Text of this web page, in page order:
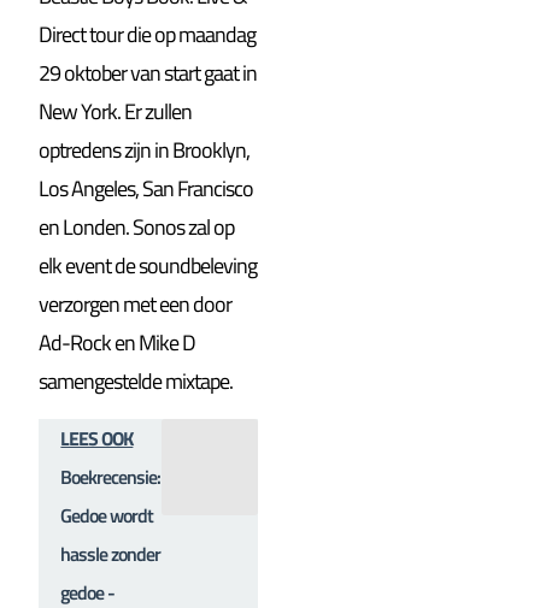
Direct tour die op maandag
29 oktober van start gaat in
New York. Er zullen
optredens zijn in Brooklyn,
Los Angeles, San Francisco
en Londen. Sonos zal op
elk event de soundbeleving
verzorgen met een door
Ad-Rock en Mike D
samengestelde mixtape.
LEES OOK
Boekrecensie:
Gedoe wordt
hassle zonder
gedoe -